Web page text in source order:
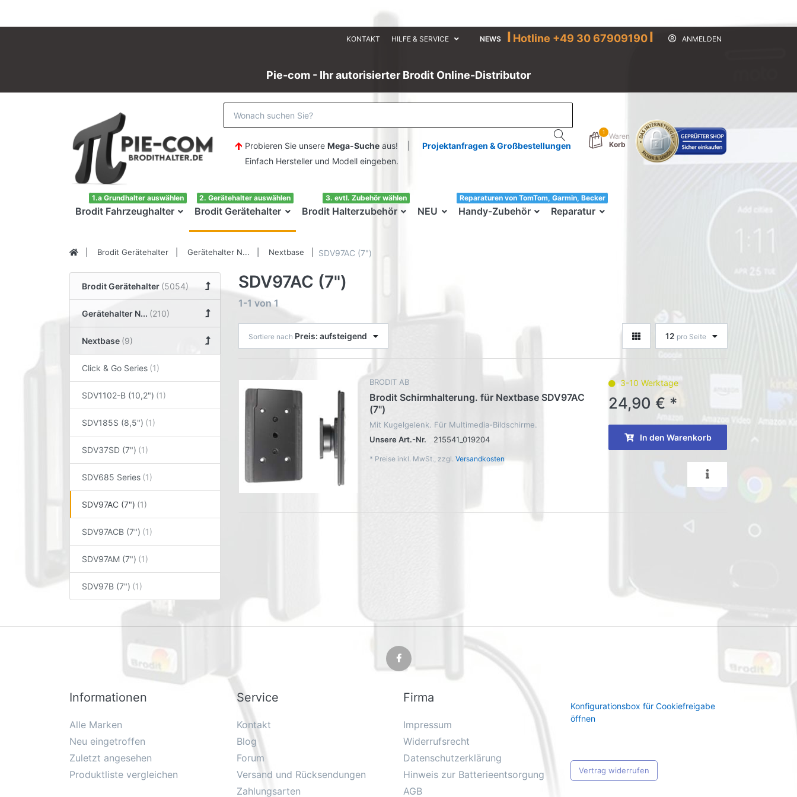
KONTAKT HILFE & SERVICE NEWS I Hotline +49 30 67909190I ANMELDEN
Pie-com - Ihr autorisierter Brodit Online-Distributor
Probieren Sie unsere Mega-Sucheaus! | Projektanfragen & Großbestellungen
Einfach Hersteller und Modell eingeben.
1
Waren
Korb
Brodit Fahrzeughalter
1.a Grundhalter auswählen
Brodit Gerätehalter
2. Gerätehalter auswählen
Brodit Halterzubehör
3. evtl. Zubehör wählen
NEU Handy-Zubehör
33!
Reparatur
Reparaturen von TomTom, Garmin, Becker
Brodit Gerätehalter Gerätehalter N... Nextbase SDV97AC (7")
Brodit Gerätehalter
Gerätehalter N...
Nextbase
Click & Go Series
SDV1102-B (10,2")
SDV185S (8,5")
SDV37SD (7")
SDV685 Series
SDV97AC (7")
SDV97ACB (7")
SDV97AM (7")
SDV97B (7")
SDV97AC (7")
1-1 von 1
Sortiere nach Preis: aufsteigend 12 pro Seite
BRODIT AB
Brodit Schirmhalterung. für Nextbase SDV97AC
(7")
Mit Kugelgelenk. Für Multimedia-Bildschirme.
Unsere Art.-Nr.
215541_019204
* Preise inkl. MwSt., zzgl. Versandkosten
3-10 Werktage
24,90 € *
In den Warenkorb
Informationen
Alle Marken
Neu eingetroffen
Zuletzt angesehen
Produktliste vergleichen
Service
Kontakt
Blog
Forum
Versand und Rücksendungen
Zahlungsarten
Firma
Impressum
Widerrufsrecht
Datenschutzerklärung
Hinweis zur Batterieentsorgung
AGB
Konfigurationsbox für Cookiefreigabe
öffnen
Vertrag widerrufen